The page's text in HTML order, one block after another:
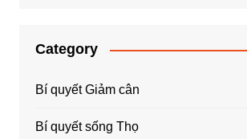
Category
Bí quyết Giảm cân
Bí quyết sống Thọ